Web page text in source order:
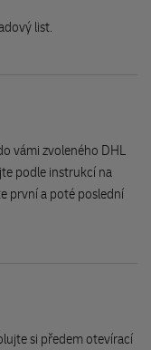
list.
vámi zvoleného DHL
podle instrukcí na
první a poté poslední
si předem otevírací